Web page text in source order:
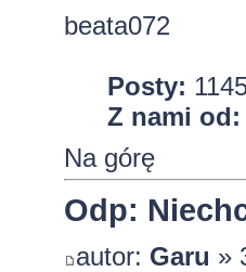
beata072
Posty:
Z nami od:
Na górę
Odp:
autor: Garu »